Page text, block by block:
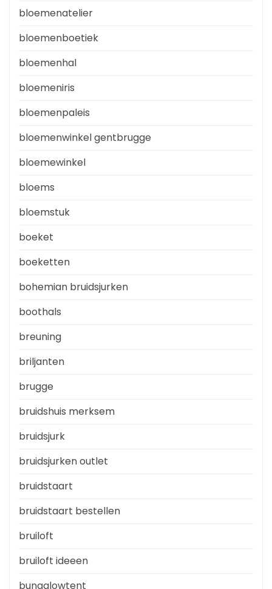
bloemenatelier
bloemenboetiek
bloemenhal
bloemeniris
bloemenpaleis
bloemenwinkel gentbrugge
bloemewinkel
bloems
bloemstuk
boeket
boeketten
bohemian bruidsjurken
boothals
breuning
briljanten
brugge
bruidshuis merksem
bruidsjurk
bruidsjurken outlet
bruidstaart
bruidstaart bestellen
bruiloft
bruiloft ideeen
bungalowtent